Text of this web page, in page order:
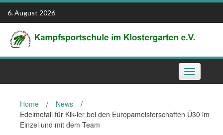
Skip
content
6. August 2026
Toggle
navigation
Home / News
/
Edelmetall für Kik-ler bei den Europameisterschaften Ü30 im
Einzel und mit dem Team